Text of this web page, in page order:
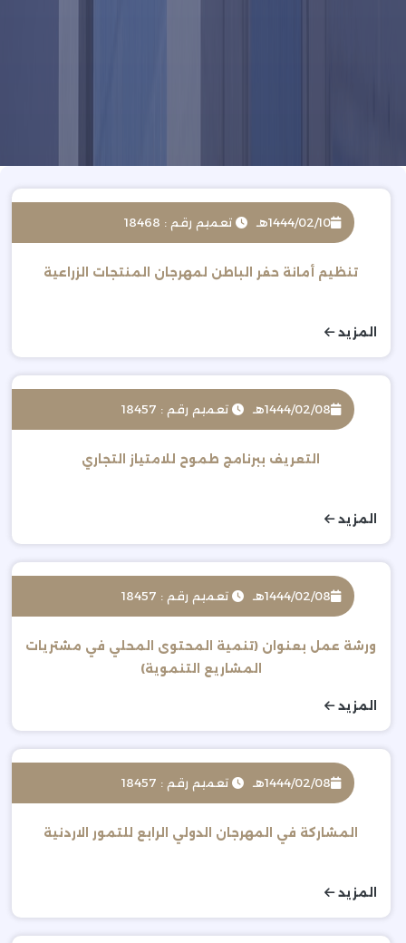
1444/02/10هـ تعميم رقم : 18468
تنظيم أمانة حفر الباطن لمهرجان المنتجات الزراعية
المزيد
1444/02/08هـ تعميم رقم : 18457
التعريف ببرنامج طموح للامتياز التجاري
المزيد
1444/02/08هـ تعميم رقم : 18457
ورشة عمل بعنوان (تنمية المحتوى المحلي في مشتريات
المشاريع التنموية)
المزيد
1444/02/08هـ تعميم رقم : 18457
المشاركة في المهرجان الدولي الرابع للتمور الاردنية
المزيد